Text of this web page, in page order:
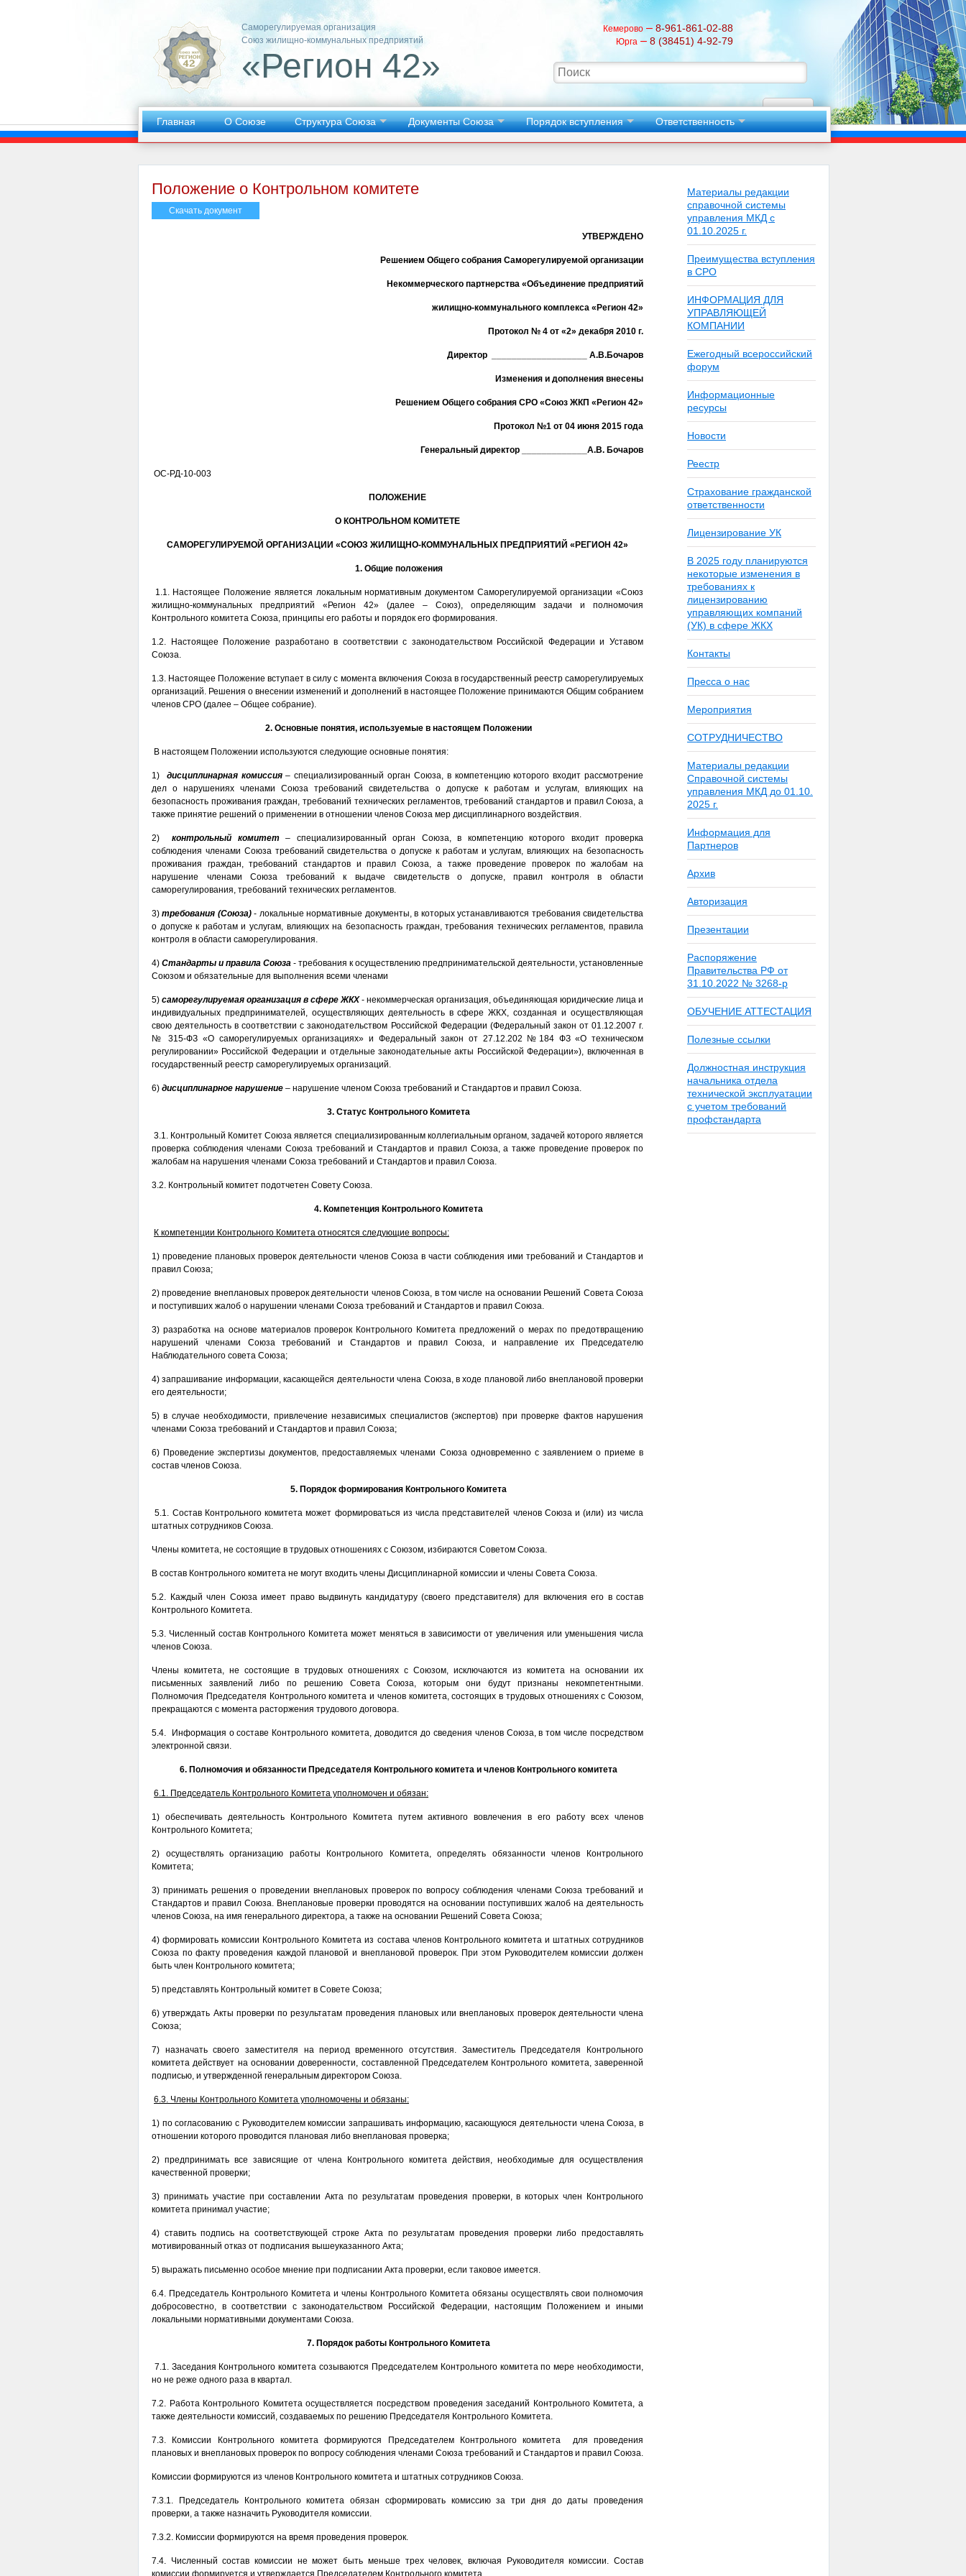
Саморегулируемая организация
Союз жилищно-коммунальных предприятий
«Регион 42»
Кемерово –8-961-861-02-88
Юрга – 8 (38451) 4-92-79
Поиск
Главная
О Союзе Структура Союза Документы Союза Порядок вступления Ответственность
Положение о Контрольном комитете
Скачать документ
УТВЕРЖДЕНО
Решением Общего собрания Саморегулируемой организации
Некоммерческого партнерства «Объединение предприятий
жилищно-коммунального комплекса «Регион 42»
Протокол № 4 от «2» декабря 2010 г.
Директор ___________________ А.В.Бочаров
Изменения и дополнения внесены
Решением Общего собрания СРО «Союз ЖКП «Регион 42»
Протокол №1 от 04 июня 2015 года
Генеральный директор _____________А.В. Бочаров
ОС-РД-10-003
ПОЛОЖЕНИЕ
О КОНТРОЛЬНОМ КОМИТЕТЕ
САМОРЕГУЛИРУЕМОЙ ОРГАНИЗАЦИИ «СОЮЗ ЖИЛИЩНО-КОММУНАЛЬНЫХ ПРЕДПРИЯТИЙ «РЕГИОН 42»
1. Общие положения
1.1. Настоящее Положение является локальным нормативным документом Саморегулируемой организации «Союз
жилищно-коммунальных предприятий «Регион 42» (далее – Союз), определяющим задачи и полномочия
Контрольного комитета Союза, принципы его работы и порядок его формирования.
1.2. Настоящее Положение разработано в соответствии с законодательством Российской Федерации и Уставом
Союза.
1.3. Настоящее Положение вступает в силу с момента включения Союза в государственный реестр саморегулируемых
организаций. Решения о внесении изменений и дополнений в настоящее Положение принимаются Общим собранием
членов СРО (далее – Общее собрание).
2. Основные понятия, используемые в настоящем Положении
В настоящем Положении используются следующие основные понятия:
1) дисциплинарная комиссия– специализированный орган Союза, в компетенцию которого входит рассмотрение
дел о нарушениях членами Союза требований свидетельства о допуске к работам и услугам, влияющих на
безопасность проживания граждан, требований технических регламентов, требований стандартов и правил Союза, а
также принятие решений о применении в отношении членов Союза мер дисциплинарного воздействия.
2) контрольный комитет– специализированный орган Союза, в компетенцию которого входит проверка
соблюдения членами Союза требований свидетельства о допуске к работам и услугам, влияющих на безопасность
проживания граждан, требований стандартов и правил Союза, а также проведение проверок по жалобам на
нарушение членами Союза требований к выдаче свидетельств о допуске, правил контроля в области
саморегулирования, требований технических регламентов.
3)требования (Союза)- локальные нормативные документы, в которых устанавливаются требования свидетельства
о допуске к работам и услугам, влияющих на безопасность граждан, требования технических регламентов, правила
контроля в области саморегулирования.
4) Стандарты и правила Союза - требования к осуществлению предпринимательской деятельности, установленные
Союзом и обязательные для выполнения всеми членами
5) саморегулируемая организация в сфере ЖКХ- некоммерческая организация, объединяющая юридические лица и
индивидуальных предпринимателей, осуществляющих деятельность в сфере ЖКХ, созданная и осуществляющая
свою деятельность в соответствии с законодательством Российской Федерации (Федеральный закон от 01.12.2007 г.
№ 315-ФЗ «О саморегулируемых организациях» и Федеральный закон от 27.12.202 №184 ФЗ «О техническом
регулировании» Российской Федерации и отдельные законодательные акты Российской Федерации»), включенная в
государственный реестр саморегулируемых организаций.
6) дисциплинарное нарушение – нарушение членом Союза требований и Стандартов и правил Союза.
3. Статус Контрольного Комитета
3.1. Контрольный Комитет Союза является специализированным коллегиальным органом, задачей которого является
проверка соблюдения членами Союза требований и Стандартов и правил Союза, а также проведение проверок по
жалобам на нарушения членами Союза требований и Стандартов и правил Союза.
3.2. Контрольный комитет подотчетен Совету Союза.
4. Компетенция Контрольного Комитета
К компетенции Контрольного Комитета относятся следующие вопросы:
1) проведение плановых проверок деятельности членов Союза в части соблюдения ими требований и Стандартов и
правил Союза;
2) проведение внеплановых проверок деятельности членов Союза, в том числе на основании Решений Совета Союза
и поступивших жалоб о нарушении членами Союза требований и Стандартов и правил Союза.
3) разработка на основе материалов проверок Контрольного Комитета предложений о мерах по предотвращению
нарушений членами Союза требований и Стандартов и правил Союза, и направление их Председателю
Наблюдательного совета Союза;
4) запрашивание информации, касающейся деятельности члена Союза, в ходе плановой либо внеплановой проверки
его деятельности;
5) в случае необходимости, привлечение независимых специалистов (экспертов) при проверке фактов нарушения
членами Союза требований и Стандартов и правил Союза;
6) Проведение экспертизы документов, предоставляемых членами Союза одновременно с заявлением о приеме в
состав членов Союза.
5. Порядок формирования Контрольного Комитета
5.1. Состав Контрольного комитета может формироваться из числа представителей членов Союза и (или) из числа
штатных сотрудников Союза.
Члены комитета, не состоящие в трудовых отношениях с Союзом, избираются Советом Союза.
В состав Контрольного комитета не могут входить члены Дисциплинарной комиссии и члены Совета Союза.
5.2. Каждый член Союза имеет право выдвинуть кандидатуру (своего представителя) для включения его в состав
Контрольного Комитета.
5.3. Численный состав Контрольного Комитета может меняться в зависимости от увеличения или уменьшения числа
членов Союза.
Члены комитета, не состоящие в трудовых отношениях с Союзом, исключаются из комитета на основании их
письменных заявлений либо по решению Совета Союза, которым они будут признаны некомпетентными.
Полномочия Председателя Контрольного комитета и членов комитета, состоящих в трудовых отношениях с Союзом,
прекращаются с момента расторжения трудового договора.
5.4. Информация о составе Контрольного комитета, доводится до сведения членов Союза, в том числе посредством
электронной связи.
6. Полномочия и обязанности Председателя Контрольного комитета и членов Контрольного комитета
6.1. Председатель Контрольного Комитета уполномочен и обязан:
1) обеспечивать деятельность Контрольного Комитета путем активного вовлечения в его работу всех членов
Контрольного Комитета;
2) осуществлять организацию работы Контрольного Комитета, определять обязанности членов Контрольного
Комитета;
3) принимать решения о проведении внеплановых проверок по вопросу соблюдения членами Союза требований и
Стандартов и правил Союза. Внеплановые проверки проводятся на основании поступивших жалоб на деятельность
членов Союза, на имя генерального директора, а также на основании Решений Совета Союза;
4) формировать комиссии Контрольного Комитета из состава членов Контрольного комитета и штатных сотрудников
Союза по факту проведения каждой плановой и внеплановой проверок. При этом Руководителем комиссии должен
быть член Контрольного комитета;
5) представлять Контрольный комитет в Совете Союза;
6) утверждать Акты проверки по результатам проведения плановых или внеплановых проверок деятельности члена
Союза;
7) назначать своего заместителя на период временного отсутствия. Заместитель Председателя Контрольного
комитета действует на основании доверенности, составленной Председателем Контрольного комитета, заверенной
подписью, и утвержденной генеральным директором Союза.
6.3. Члены Контрольного Комитета уполномочены и обязаны:
1) по согласованию с Руководителем комиссии запрашивать информацию, касающуюся деятельности члена Союза, в
отношении которого проводится плановая либо внеплановая проверка;
2) предпринимать все зависящие от члена Контрольного комитета действия, необходимые для осуществления
качественной проверки;
3) принимать участие при составлении Акта по результатам проведения проверки, в которых член Контрольного
комитета принимал участие;
4) ставить подпись на соответствующей строке Акта по результатам проведения проверки либо предоставлять
мотивированный отказ от подписания вышеуказанного Акта;
5) выражать письменно особое мнение при подписании Акта проверки, если таковое имеется.
6.4. Председатель Контрольного Комитета и члены Контрольного Комитета обязаны осуществлять свои полномочия
добросовестно, в соответствии с законодательством Российской Федерации, настоящим Положением и иными
локальными нормативными документами Союза.
7. Порядок работы Контрольного Комитета
7.1. Заседания Контрольного комитета созываются Председателем Контрольного комитета по мере необходимости,
но не реже одного раза в квартал.
7.2. Работа Контрольного Комитета осуществляется посредством проведения заседаний Контрольного Комитета, а
также деятельности комиссий, создаваемых по решению Председателя Контрольного Комитета.
7.3. Комиссии Контрольного комитета формируются Председателем Контрольного комитета для проведения
плановых и внеплановых проверок по вопросу соблюдения членами Союза требований и Стандартов и правил Союза.
Комиссии формируются из членов Контрольного комитета и штатных сотрудников Союза.
7.3.1. Председатель Контрольного комитета обязан сформировать комиссию за три дня до даты проведения
проверки, а также назначить Руководителя комиссии.
7.3.2. Комиссии формируются на время проведения проверок.
7.4. Численный состав комиссии не может быть меньше трех человек, включая Руководителя комиссии. Состав
комиссии формируется и утверждается Председателем Контрольного комитета.
Материалы редакции
справочной системы
управления МКД с
01.10.2025 г.
Преимущества вступления
в СРО
ИНФОРМАЦИЯ ДЛЯ
УПРАВЛЯЮЩЕЙ
КОМПАНИИ
Ежегодный всероссийский
форум
Информационные
ресурсы
Новости
Реестр
Страхование гражданской
ответственности
Лицензирование УК
В 2025 году планируются
некоторые изменения в
требованиях к
лицензированию
управляющих компаний
(УК) в сфере ЖКХ
Контакты
Пресса о нас
Мероприятия
СОТРУДНИЧЕСТВО
Материалы редакции
Справочной системы
управления МКД до 01.10.
2025 г.
Информация для
Партнеров
Архив
Авторизация
Презентации
Распоряжение
Правительства РФ от
31.10.2022 № 3268-р
ОБУЧЕНИЕ АТТЕСТАЦИЯ
Полезные ссылки
Должностная инструкция
начальника отдела
технической эксплуатации
с учетом требований
профстандарта